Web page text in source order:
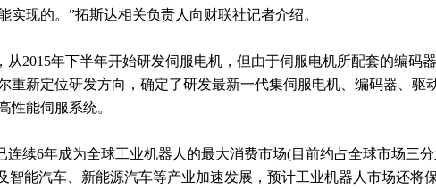
实现的。”拓斯达相关负责人向财联社记者介绍。
从2015年下半年开始研发伺服电机，但由于伺服电机所配套的编码
重新定位研发方向，确定了研发最新一代集伺服电机、编码器、驱
性能伺服系统。
续6年成为全球工业机器人的最大消费市场(目前约占全球市场三
智能汽车、新能源汽车等产业加速发展，预计工业机器人市场还将